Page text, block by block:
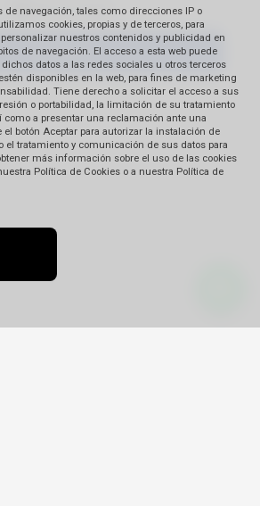
Ver en mapa
Contactar
de navegación, tales como direcciones IP o
cookies, propias y de terceros, para
nuestros contenidos y publicidad en
de navegación. El acceso a esta web puede
datos a las redes sociales u otros terceros
disponibles en la web, para fines de marketing
Tiene derecho a solicitar el acceso a sus
o portabilidad, la limitación de su tratamiento
como a presentar una reclamación ante una
botón Aceptar para autorizar la instalación de
el tratamiento y comunicación de sus datos para
más información sobre el uso de las cookies
Política de Cookies o a nuestra Política de